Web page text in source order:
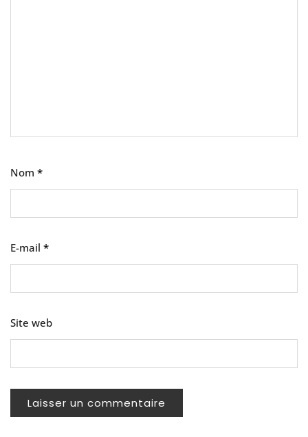
Nom *
E-mail *
Site web